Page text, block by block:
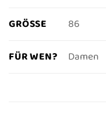
GRÖSSE 86
FÜR WEN? Damen